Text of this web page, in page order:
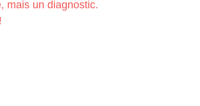
mais un diagnostic.